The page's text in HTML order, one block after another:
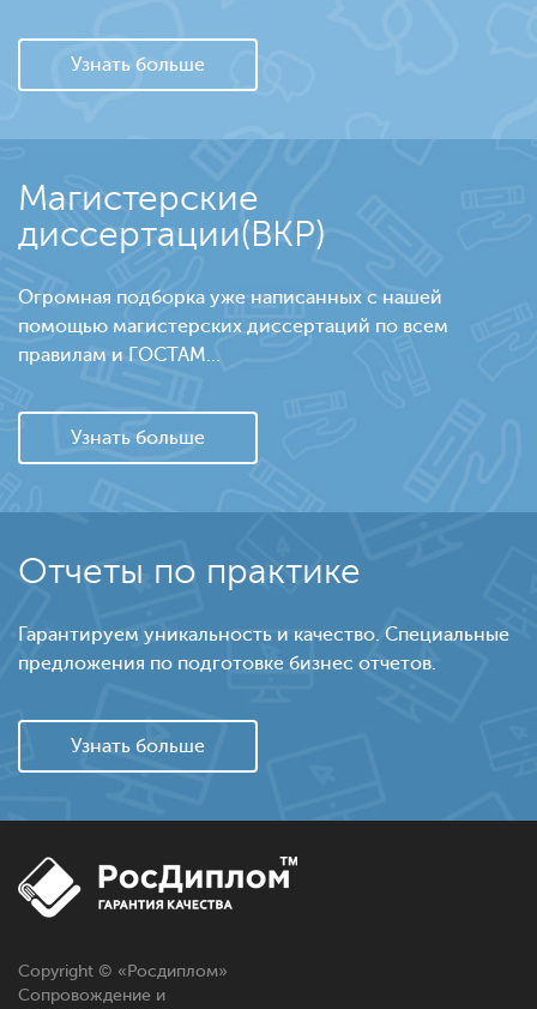
Узнать больше
Магистерские
диссертации(ВКР)
Огромная подборка уже написанных с нашей
помощью магистерских диссертаций по всем
правилам и ГОСТАМ...
Узнать больше
Отчеты по практике
Гарантируем уникальность и качество. Специальные
предложения по подготовке бизнес отчетов.
Узнать больше
Copyright © « Росдиплом»
Сопровождение и